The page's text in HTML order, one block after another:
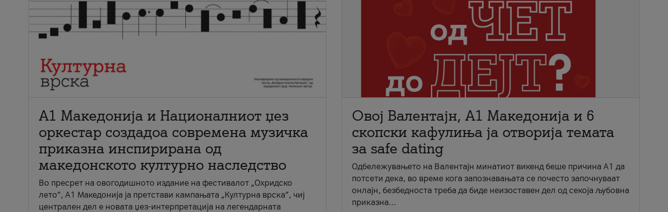
А1 Македонија и Националниот џез
оркестар создадоа современа музичка
приказна инспирирана од
македонското културно наследство
Во пресрет на овогодишното издание на фестивалот „Охридско
лето“, А1 Македонија ја претстави кампањата „Културна врска“, чиј
централен дел е новата џез-интерпретација на легендарната
Овој Валентајн, A1 Македонија и 6
скопски кафулиња ја отворија темата
за safe dating
Одбележувањето на Валентајн минатиот викенд беше причина А1 да
потсети дека, во време кога запознавањата се почесто започнуваат
онлајн, безбедноста треба да биде неизоставен дел од секоја љубовна
приказна...